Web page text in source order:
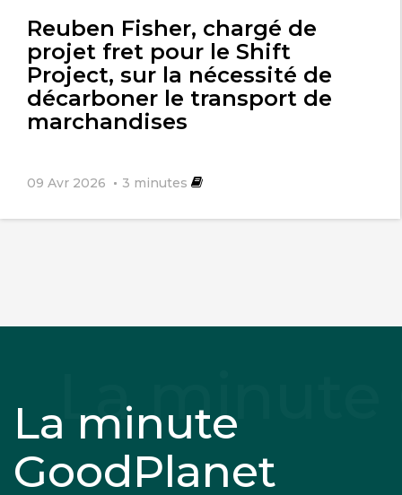
Reuben Fisher, chargé de
projet fret pour le Shift
Project, sur la nécessité de
décarboner le transport de
marchandises
09 Avr 2026 3 minutes
La minute
GoodPlanet